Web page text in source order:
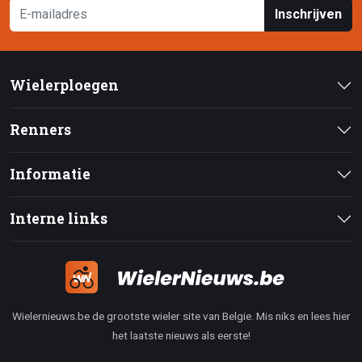
Inschrijven
Wielerploegen
Renners
Informatie
Interne links
Wielernieuws.be de grootste wieler site van Belgie. Mis niks en lees hier
het laatste nieuws als eerste!